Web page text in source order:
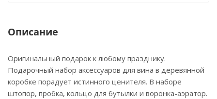
Описание
Оригинальный подарок к любому празднику.
Подарочный набор аксессуаров для вина в деревянной
коробке порадует истинного ценителя. В наборе
штопор, пробка, кольцо для бутылки и воронка-аэратор.